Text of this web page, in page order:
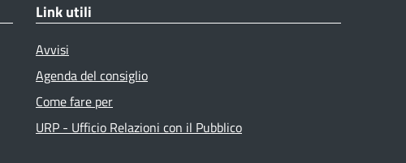
Link utili
Avvisi
Agenda del consiglio
Come fare per
URP - Ufficio Relazioni con il Pubblico